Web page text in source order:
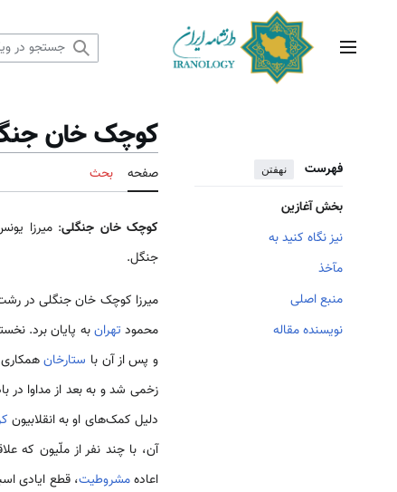
منوی اصلی
فهرست نهفتن
بخش آغازین
نیز نگاه کنید به
مآخذ
منبع اصلی
نویسنده مقاله
کوچک خان
صفحه بحث
کوچک خان جنگلی: میرزا
جنگل.
محمود تهرانبه پایان برد.
و پس از آن با ستارخان
زخمی شد و به بعد از مداوا در
دلیل کمک‌های او به انقلابیون
آن، با چند نفر از ملّیون که
اعادهمشروطیت، قطع ایادی